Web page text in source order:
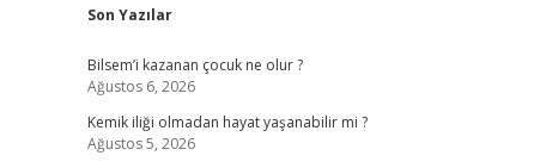
Sidebar
Son Yazılar
Bilsem’i kazanan çocuk ne olur ?
Ağustos 6, 2026
Kemik iliği olmadan hayat yaşanabilir mi ?
Ağustos 5, 2026